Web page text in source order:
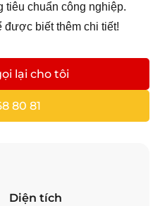
tiêu chuẩn công nghiệp.
được biết thêm chi tiết!
lại cho tôi
80 81
Diện tích